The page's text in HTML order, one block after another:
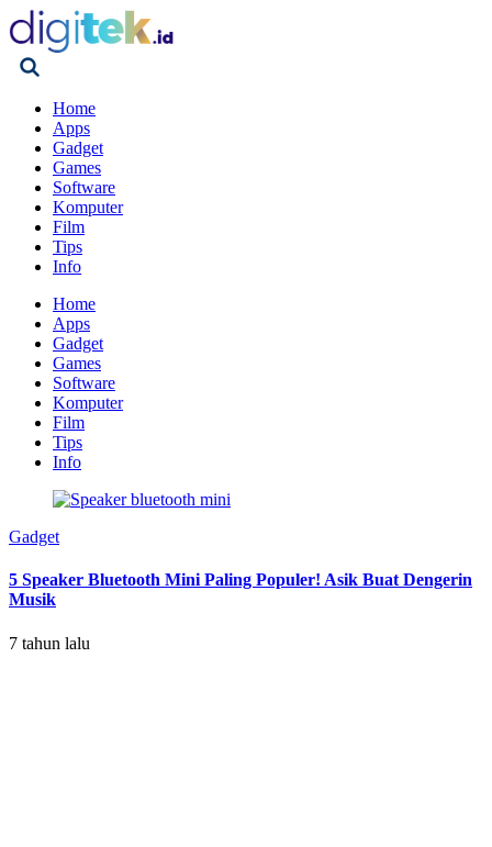
Home
Apps
Gadget
Games
Software
Komputer
Film
Tips
Info
Home
Apps
Gadget
Games
Software
Komputer
Film
Tips
Info
Gadget
5 Speaker Bluetooth Mini Paling Populer! Asik Buat Dengerin
Musik
7 tahun lalu